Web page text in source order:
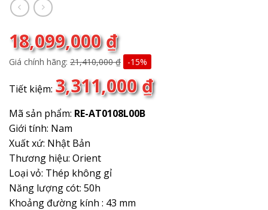
18,099,000₫
Giá chính hãng: 21,410,000₫ -15%
Tiết kiệm: 3,311,000₫
Mã sản phẩm: RE-AT0108L00B
Giới tính: Nam
Xuất xứ: Nhật Bản
Thương hiệu: Orient
Loại vỏ: Thép không gỉ
Năng lượng cót: 50h
Khoảng đường kính : 43 mm